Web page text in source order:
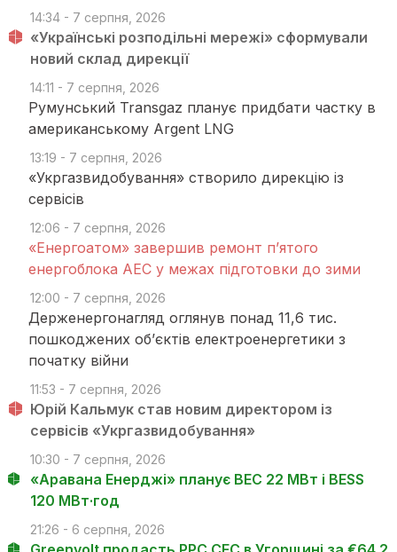
14:34 - 7 серпня, 2026
«Українські розподільні мережі» сформували
новий склад дирекції
14:11 - 7 серпня, 2026
Румунський Transgaz планує придбати частку в
американському Argent LNG
13:19 - 7 серпня, 2026
«Укргазвидобування» створило дирекцію із
сервісів
12:06 - 7 серпня, 2026
«Енергоатом» завершив ремонт п’ятого
енергоблока АЕС у межах підготовки до зими
12:00 - 7 серпня, 2026
Держенергонагляд оглянув понад 11,6 тис.
пошкоджених об’єктів електроенергетики з
початку війни
11:53 - 7 серпня, 2026
Юрій Кальмук став новим директором із
сервісів «Укргазвидобування»
10:30 - 7 серпня, 2026
«Аравана Енерджі» планує ВЕС 22 МВт і BESS
120 МВт·год
21:26 - 6 серпня, 2026